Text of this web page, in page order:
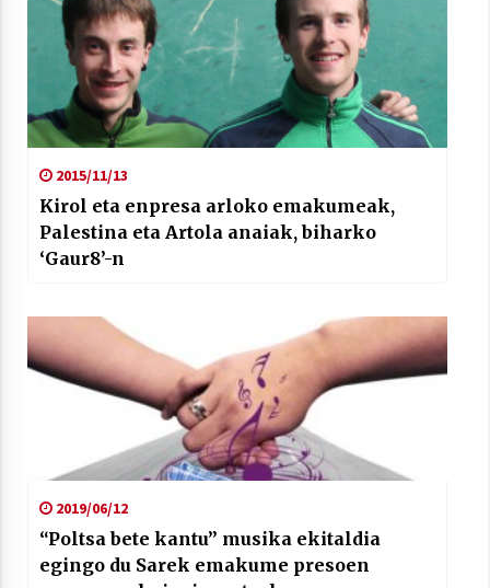
2015/11/13
Kirol eta enpresa arloko emakumeak,
Palestina eta Artola anaiak, biharko
‘Gaur8’-n
2019/06/12
“Poltsa bete kantu” musika ekitaldia
egingo du Sarek emakume presoen